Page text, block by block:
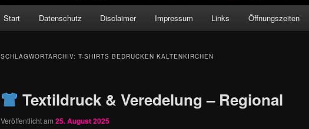
Start Datenschutz Disclaimer Impressum Links Öffnungszeiten
SCHLAGWORTARCHIV: T-SHIRTS BEDRUCKEN KALTENKIRCHEN
Textildruck & Veredelung – Regional
Veröffentlicht am 25. August 2025